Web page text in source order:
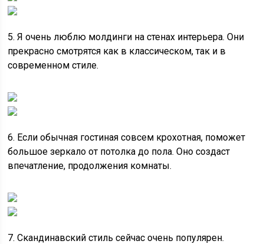
5. Я очень люблю молдинги на стенах интерьера. Они
прекрасно смотрятся как в классическом, так и в
современном стиле.
6. Если обычная гостиная совсем крохотная, поможет
большое зеркало от потолка до пола. Оно создаст
впечатление, продолжения комнаты.
7. Скандинавский стиль сейчас очень популярен.